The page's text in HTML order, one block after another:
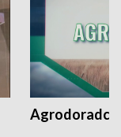
Agrodoradcy